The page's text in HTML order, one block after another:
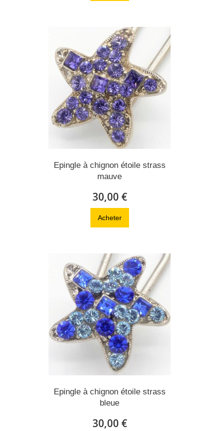
Epingle à chignon étoile strass
mauve
30,00 €
Acheter
Epingle à chignon étoile strass
bleue
30,00 €